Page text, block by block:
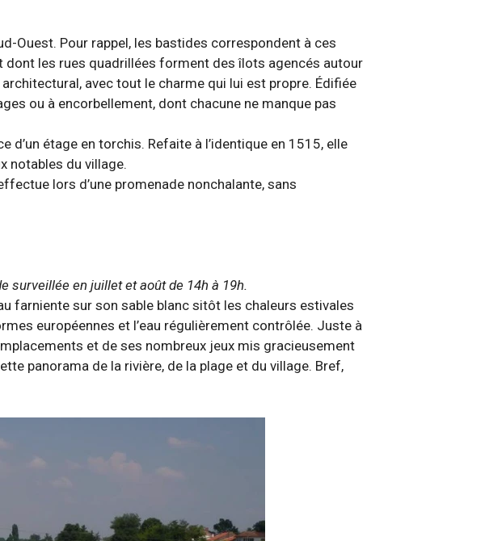
Ouest. Pour rappel, les bastides correspondent à ces
les rues quadrillées forment des îlots agencés autour
avec tout le charme qui lui est propre. Édifiée
ou à encorbellement, dont chacune ne manque pas
d’un étage en torchis. Refaite à l’identique en 1515, elle
notables du village.
lors d’une promenade nonchalante, sans
surveillée en juillet et août de 14h à 19h.
farniente sur son sable blanc sitôt les chaleurs estivales
européennes et l’eau régulièrement contrôlée. Juste à
et de ses nombreux jeux mis gracieusement
panorama de la rivière, de la plage et du village. Bref,